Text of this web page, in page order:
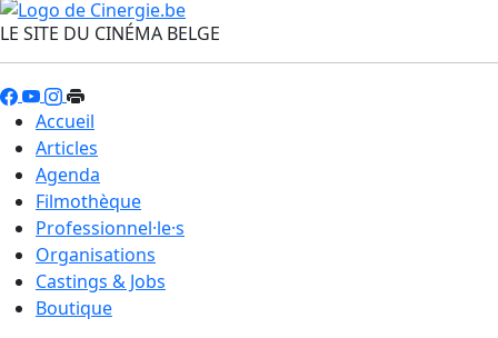
LE SITE DU CINÉMA BELGE
Accueil
Articles
Agenda
Filmothèque
Professionnel·le·s
Organisations
Castings & Jobs
Boutique